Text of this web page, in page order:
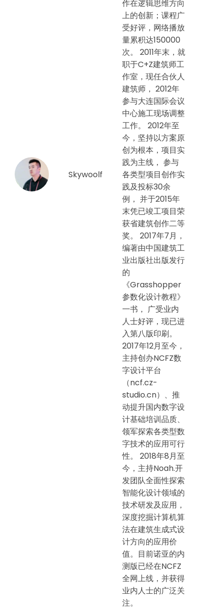
Skywoolf
作在逻辑思维方向
上的创新；课程广
受好评，网络播放
量累积达150000
次。 2011年末，就
职于C+Z建筑师工
作室，现任合伙人
建筑师， 2012年
参与大连国际会议
中心施工现场调整
工作。 2012年至
今，坚持以方案原
创为根本，项目实
践为主线， 参与
各类型项目创作实
践及投标30余
例， 并于2015年
末凭已竣工项目荣
获省建筑创作二等
奖。 2017年7月，
编著由中国建筑工
业出版社出版发行
的
《Grasshopper
参数化设计教程》
一书， 广受业内
人士好评，现已进
入第八版印刷。
2017年12月至今，
主持创办NCFZ数
字设计平台
（ncf.cz-
studio.cn）、推
动提升国内数字设
计基础培训品质、
领军探索各类型数
字技术的应用可行
性。 2018年8月至
今，主持Noah.开
发团队全面性探索
智能化设计领域的
技术研发及应用，
深度挖掘计算机算
法在建筑生成式设
计方向的应用价
值。目前诺亚的内
测版已经在NCFZ
全网上线，并获得
业内人士的广泛关
注。